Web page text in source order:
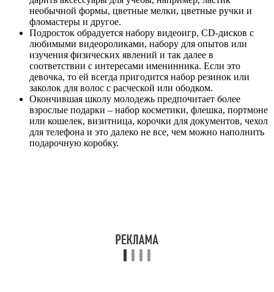
необычной формы, цветные мелки, цветные ручки и
фломастеры и другое.
Подросток обрадуется набору видеоигр, CD-дисков с
любимыми видеороликами, набору для опытов или
изучения физических явлений и так далее в
соответствии с интересами именинника. Если это
девочка, то ей всегда пригодится набор резинок или
заколок для волос с расческой или ободком.
Окончившая школу молодежь предпочитает более
взрослые подарки – набор косметики, флешка, портмоне
или кошелек, визитница, корочки для документов, чехол
для телефона и это далеко не все, чем можно наполнить
подарочную коробку.